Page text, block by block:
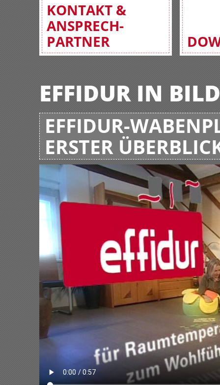
KONTAKT &
ANSPRECH-
PARTNER
EFFIDUR IN
EFFIDUR-
ERSTER